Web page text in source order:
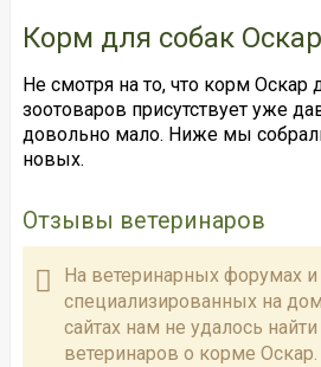
Корм для собак
Не смотря на то, что корм Оскар
зоотоваров присутствует уже
довольно мало. Ниже мы
новых.
Отзывы ветеринаров
На ветеринарных форумах и
специализированных на
сайтах нам не удалось
ветеринаров о корме